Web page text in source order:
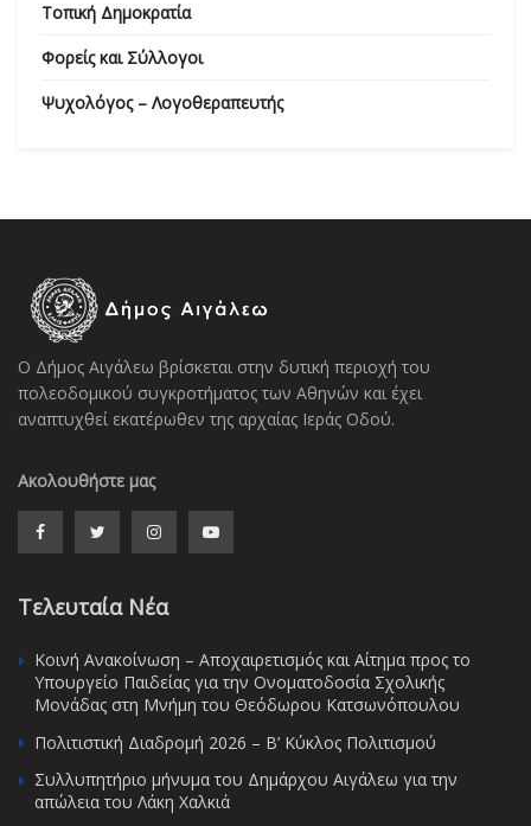
Τοπική Δημοκρατία
Φορείς και Σύλλογοι
Ψυχολόγος – Λογοθεραπευτής
Ο Δήμος Αιγάλεω βρίσκεται στην δυτική περιοχή του
πολεοδομικού συγκροτήματος των Αθηνών και έχει
αναπτυχθεί εκατέρωθεν της αρχαίας Ιεράς Οδού.
Ακολουθήστε μας
Τελευταία Νέα
Κοινή Ανακοίνωση – Αποχαιρετισμός και Αίτημα προς το
Υπουργείο Παιδείας για την Ονοματοδοσία Σχολικής
Μονάδας στη Μνήμη του Θεόδωρου Κατσωνόπουλου
Πολιτιστική Διαδρομή 2026 – Β’ Κύκλος Πολιτισμού
Συλλυπητήριο μήνυμα του Δημάρχου Αιγάλεω για την
απώλεια του Λάκη Χαλκιά